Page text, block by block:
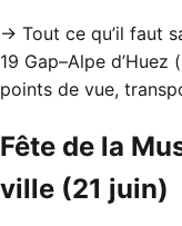
→ Tout ce qu’il faut
19 Gap–Alpe d’Huez
points de vue,
Fête de la
ville (21 juin)